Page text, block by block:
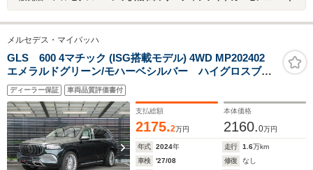
メルセデス・マイバッハ
GLS 600 4マチック (ISG搭載モデル) 4WD MP202402
エメラルドグリーン/モハーベシルバー ハイグロスブラ
ックフローイングピアノラッカーウッドインテリアトリ
ム
ディーラー保証 車両品質評価書付
支払総額
2175.2万円
本体価格
2160.0万円
年式 2024年 走行 1.6万km
車検
'27/08 修復
なし